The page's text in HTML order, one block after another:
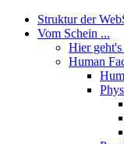
Struktur der
Vom Schein ...
Hier geht's
Human